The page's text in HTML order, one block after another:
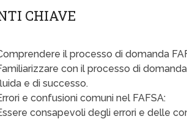
CHIAVE
il processo di domanda
con il processo di
e di successo.
e confusioni comuni nel FAFSA:
consapevoli degli errori e delle